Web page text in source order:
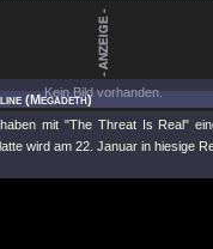
Kein Bild vorhanden.
(Megadeth)
haben mit "The Threat Is Real"
wird am 22. Januar in hiesige